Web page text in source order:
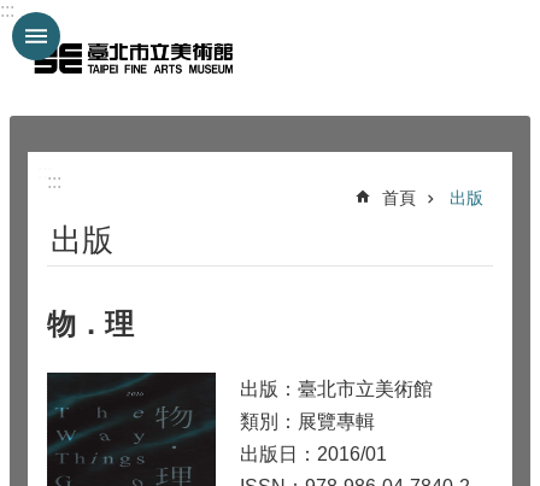
跳到主要內容區塊
:::
:::
首頁 出版
出版
物．理
出版：臺北市立美術館
類別：展覽專輯
出版日：2016/01